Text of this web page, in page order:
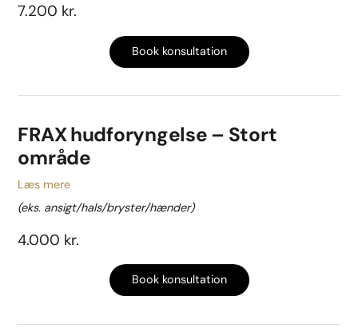
7.200 kr.
Book konsultation
FRAX hudforyngelse – Stort
område
Læs mere
(eks. ansigt/hals/bryster/hænder)
4.000 kr.
Book konsultation